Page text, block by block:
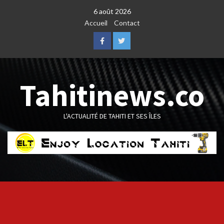
6 août 2026
Accueil
Contact
FacebookTwitter
Tahitinews.co
L'ACTUALITÉ DE TAHITI ET SES ÎLES